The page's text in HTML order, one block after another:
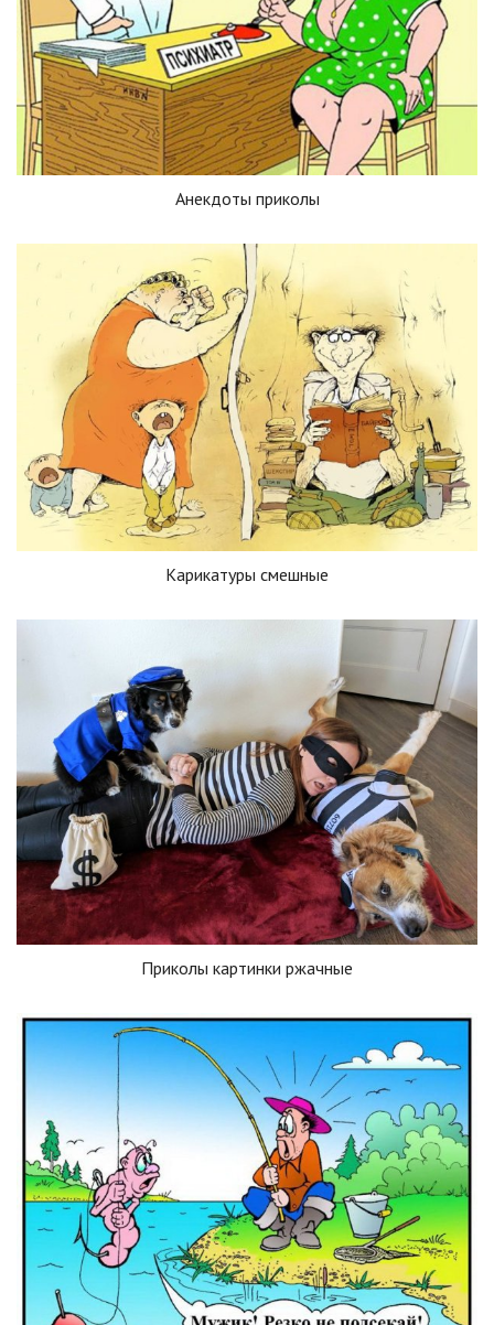
Анекдоты приколы
Карикатуры смешные
Приколы картинки ржачные